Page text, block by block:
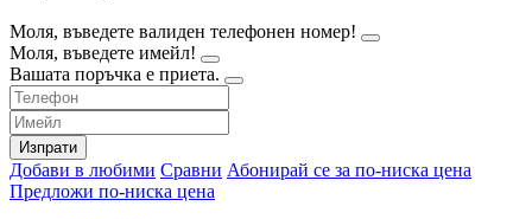
Моля, въведете валиден телефонен номер!
Моля, въведете имейл!
Вашата поръчка е приета.
Изпрати
Добави в любими Сравни Абонирай се за по-ниска цена
Предложи по-ниска цена